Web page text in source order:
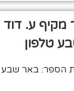
ע. דוד
טלפון
הספר: באר שבע